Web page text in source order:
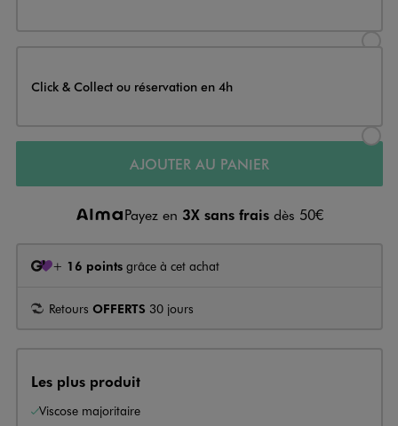
Click & Collect ou réservation en 4h
AJOUTER AU PANIER
Payez en 3X sans frais dès 50€
+ 16 points grâce à cet achat
Retours OFFERTS 30 jours
Les plus produit
Viscose majoritaire